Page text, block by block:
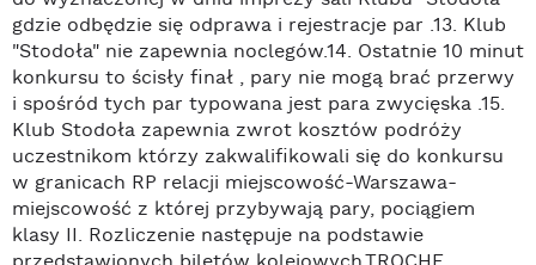
gdzie odbędzie się odprawa i rejestracje par .13. Klub
"Stodoła" nie zapewnia noclegów.14. Ostatnie 10 minut
konkursu to ścisły finał , pary nie mogą brać przerwy
i spośród tych par typowana jest para zwycięska .15.
Klub Stodoła zapewnia zwrot kosztów podróży
uczestnikom którzy zakwalifikowali się do konkursu
w granicach RP relacji miejscowość-Warszawa-
miejscowość z której przybywają pary, pociągiem
klasy II. Rozliczenie następuje na podstawie